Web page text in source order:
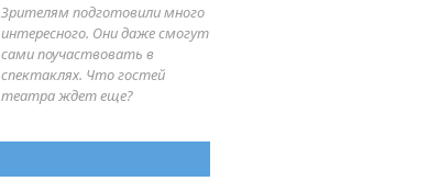
Зрителям подготовили много
интересного. Они даже смогут
сами поучаствовать в
спектаклях. Что гостей
театра ждет еще?